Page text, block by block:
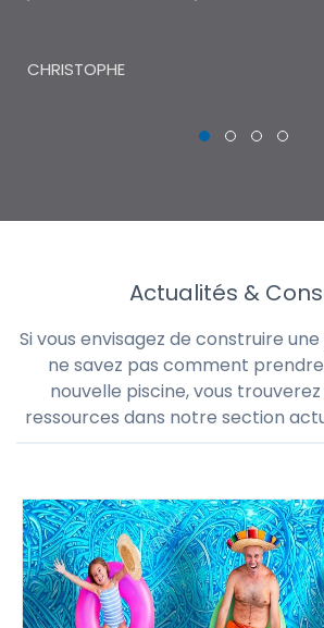
CHRISTOPHE
Actualités &
Si vous envisagez de construire
ne savez pas comment
nouvelle piscine, vous
ressources dans notre section